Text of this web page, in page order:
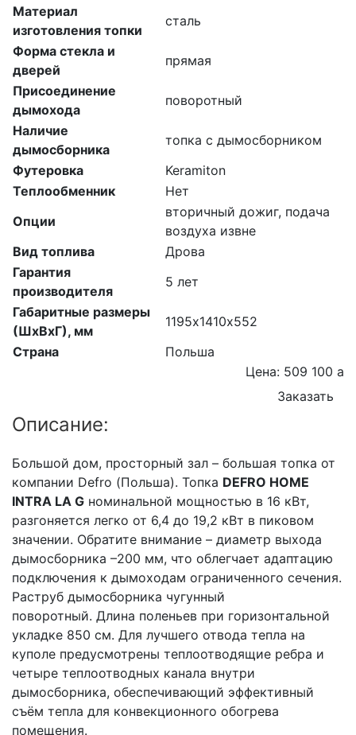
Материал
изготовления топки
сталь
Форма стекла и
дверей
прямая
Присоединение
дымохода
поворотный
Наличие
дымосборника
топка с дымосборником
Футеровка
Keramiton
Теплообменник
Нет
Опции
вторичный дожиг, подача
воздуха извне
Вид топлива
Дрова
Гарантия
производителя
5 лет
Габаритные размеры
(ШхВхГ), мм
1195х1410х552
Страна
Польша
Цена: 509 100 a
Заказать
Описание:
Большой дом, просторный зал – большая топка от
компании Defro (Польша). Топка DEFRO HOME
INTRA LA G номинальной мощностью в 16 кВт,
разгоняется легко от 6,4 до 19,2 кВт в пиковом
значении. Обратите внимание – диаметр выхода
дымосборника –200 мм, что облегчает адаптацию
подключения к дымоходам ограниченного сечения.
Раструб дымосборника чугунный
поворотный. Длина поленьев при горизонтальной
укладке 850 см. Для лучшего отвода тепла на
куполе предусмотрены теплоотводящие ребра и
четыре теплоотводных канала внутри
дымосборника, обеспечивающий эффективный
съём тепла для конвекционного обогрева
помещения.